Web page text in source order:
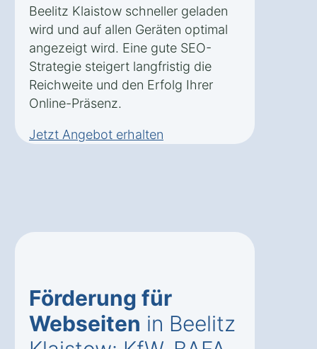
Beelitz Klaistow schneller geladen
wird und auf allen Geräten optimal
angezeigt wird. Eine gute SEO-
Strategie steigert langfristig die
Reichweite und den Erfolg Ihrer
Online-Präsenz.
Jetzt Angebot erhalten
Förderung für
Webseiten in Beelitz